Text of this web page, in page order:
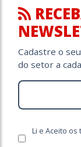
Cadastre o
do setor a
Li e Aceito os